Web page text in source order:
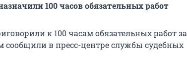
100 часов обязательных работ
к 100 часам обязательных работ за
сообщили в пресс-центре службы судебных